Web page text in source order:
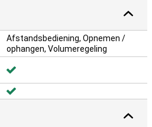
Afstandsbediening, Opnemen /
ophangen, Volumeregeling